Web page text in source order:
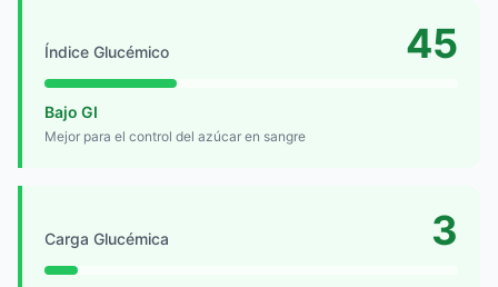
Índice Glucémico 45
Bajo GI
Mejor para el control del azúcar en sangre
Carga Glucémica 3